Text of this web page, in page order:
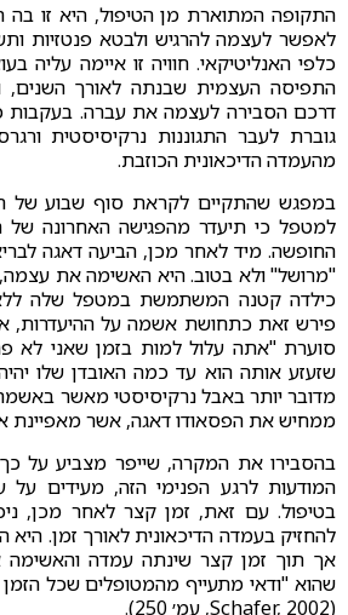
התקופה המתוארת מן הטיפול, היא זו בה
לאפשר לעצמה להרגיש ולבטא פנטזיות
כלפי האנליטיקאי. חוויה זו איימה עליה
התפיסה העצמית שבנתה לאורך השנים,
דרכם הסבירה לעצמה את עברה. בעקבות
גוברת לעבר התגוננות נרקיסיסטית
מהעמדה הדיכאונית הכוזבת.
במפגש שהתקיים לקראת סוף שבוע של
למטפל כי תיעדר מהפגישה האחרונה של
החופשה. מיד לאחר מכן, הביעה דאגה
"מרושל" ולא בטוב. היא האשימה את
כילדה קטנה המשתמשת במטפל שלה
פירש זאת כתחושת אשמה על ההיעדרות,
סוערת "אתה עלול למות בזמן שאני לא
שזעזע אותה הוא עד כמה האובדן שלו
מדובר יותר באבל נרקיסיסטי מאשר
ממחיש את הפסאודו דאגה, אשר מאפיינת
בהסבירו את המקרה, שייפר מצביע על
המודעות לרגע הפנימי הזה, מעידים
בטיפול. עם זאת, זמן קצר לאחר מכן,
להחזיק בעמדה הדיכאונית לאורך זמן.
אך תוך זמן קצר שינתה עמדה והאשימה
שהוא "ודאי מתעייף מהמטופלים שכל
(Schafer, 2002, עמ׳ 250).